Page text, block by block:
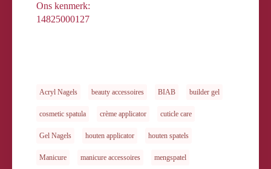
Ons kenmerk:
14825000127
Acryl Nagels beauty accessoires BIAB builder gel
cosmetic spatula crème applicator cuticle care
Gel Nagels houten applicator houten spatels
Manicure manicure accessoires mengspatel